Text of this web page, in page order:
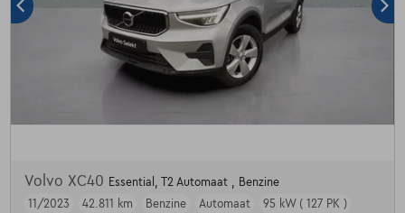
Volvo XC40 Essential, T2 Automaat , Benzine
11/2023
42.811 km Benzine Automaat 95 kW ( 127 PK )